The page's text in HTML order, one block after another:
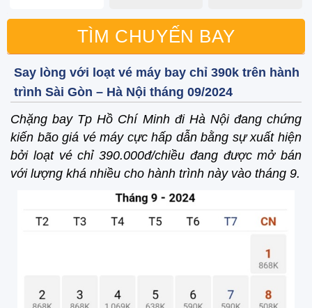
TÌM CHUYẾN BAY
Say lòng với loạt vé máy bay chỉ 390k trên hành
trình Sài Gòn – Hà Nội tháng 09/2024
Chặng bay Tp Hồ Chí Minh đi Hà Nội đang chứng
kiến bão giá vé máy cực hấp dẫn bằng sự xuất hiện
bởi loạt vé chỉ 390.000đ/chiều đang được mở bán
với lượng khá nhiều cho hành trình này vào tháng 9.